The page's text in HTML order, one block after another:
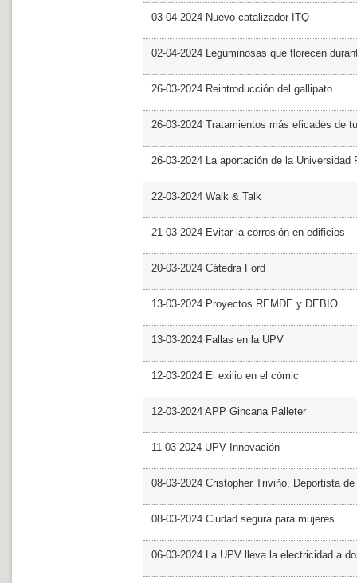
03-04-2024 Nuevo catalizador ITQ
02-04-2024 Leguminosas que florecen
26-03-2024 Reintroducción del gallipato
26-03-2024 Tratamientos más eficades de
26-03-2024 La aportación de la Universidad
22-03-2024 Walk & Talk
21-03-2024 Evitar la corrosión en edificios
20-03-2024 Cátedra Ford
13-03-2024 Proyectos REMDE y DEBIO
13-03-2024 Fallas en la UPV
12-03-2024 El exilio en el cómic
12-03-2024 APP Gincana Palleter
11-03-2024 UPV Innovación
08-03-2024 Cristopher Triviño, Deportista
08-03-2024 Ciudad segura para mujeres
06-03-2024 La UPV lleva la electricidad a